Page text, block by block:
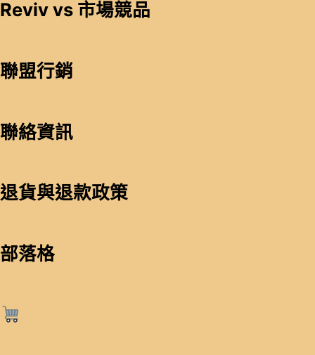
Reviv vs 市場競品
聯盟行銷
聯絡資訊
退貨與退款政策
部落格